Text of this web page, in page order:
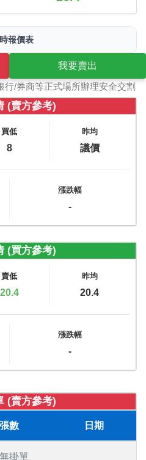
報價表
我要賣出
行/券商等正式場所辦理安全交割
(賣方參考)
買低
8
昨均
議價
漲跌幅
-
(買方參考)
賣低
20.4
昨均
20.4
漲跌幅
-
(賣方參考)
張數 日期
掛單